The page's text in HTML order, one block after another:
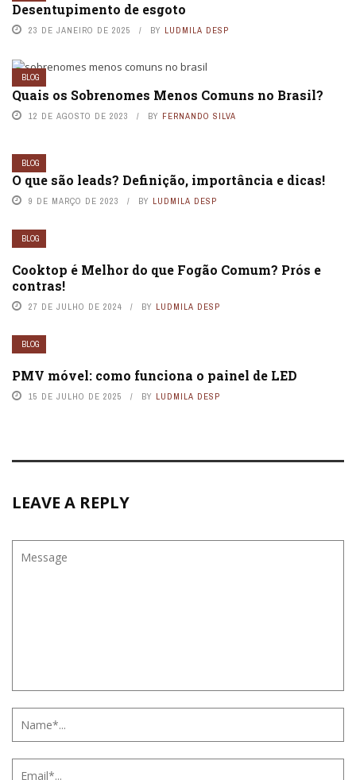
Desentupimento de esgoto
23 DE JANEIRO DE 2025 BY LUDMILA DESP
BLOG
Quais os Sobrenomes Menos Comuns no Brasil?
12 DE AGOSTO DE 2023 BY FERNANDO SILVA
BLOG
O que são leads? Definição, importância e dicas!
9 DE MARÇO DE 2023 BY LUDMILA DESP
BLOG
Cooktop é Melhor do que Fogão Comum? Prós e
contras!
27 DE JULHO DE 2024 BY LUDMILA DESP
BLOG
PMV móvel: como funciona o painel de LED
15 DE JULHO DE 2025 BY LUDMILA DESP
LEAVE A REPLY